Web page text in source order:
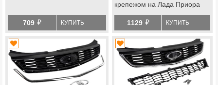
709 й КУПИТЬ
крепежом на Лада Приора
1129 й КУПИТЬ